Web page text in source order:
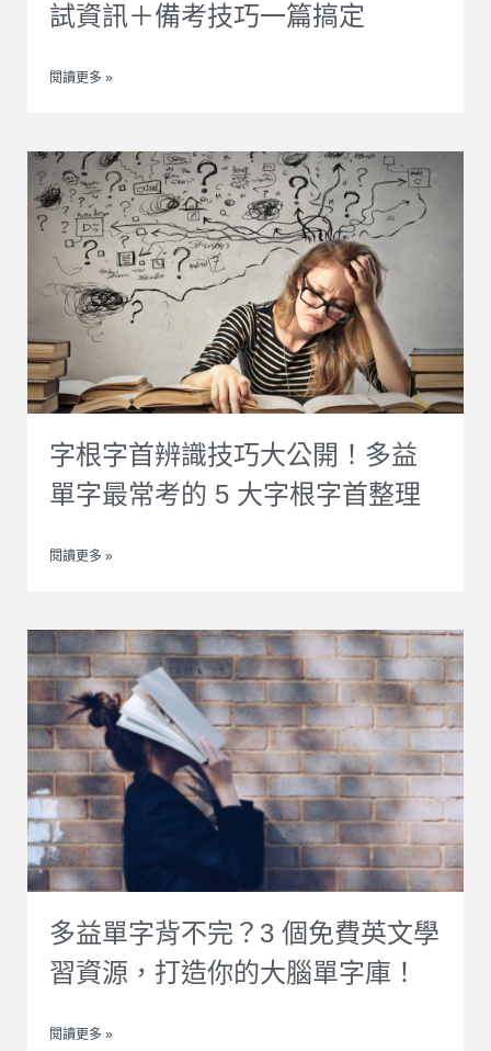
試資訊＋備考技巧一篇搞定
閱讀更多 »
字根字首辨識技巧大公開！多益
單字最常考的 5 大字根字首整理
閱讀更多 »
多益單字背不完？3 個免費英文學
習資源，打造你的大腦單字庫！
閱讀更多 »